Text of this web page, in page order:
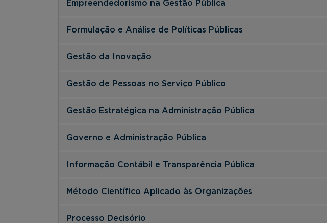
Empreendedorismo na Gestão Pública
Formulação e Análise de Políticas Públicas
Gestão da Inovação
Gestão de Pessoas no Serviço Público
Gestão Estratégica na Administração Pública
Governo e Administração Pública
Informação Contábil e Transparência Pública
Método Científico Aplicado às Organizações
Processo Decisório